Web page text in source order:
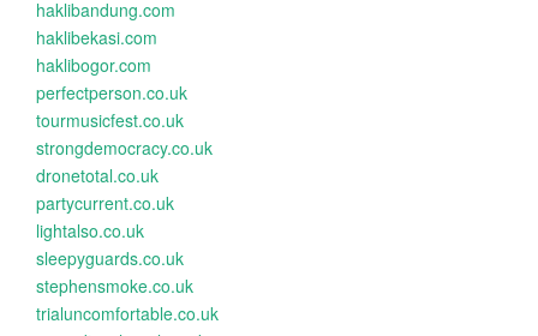
haklibandung.com
haklibekasi.com
haklibogor.com
perfectperson.co.uk
tourmusicfest.co.uk
strongdemocracy.co.uk
dronetotal.co.uk
partycurrent.co.uk
lightalso.co.uk
sleepyguards.co.uk
stephensmoke.co.uk
trialuncomfortable.co.uk